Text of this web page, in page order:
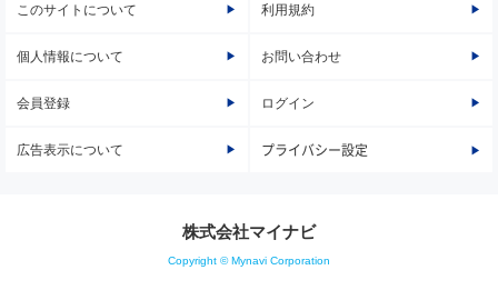
このサイトについて 利用規約
個人情報について お問い合わせ
会員登録 ログイン
広告表示について プライバシー設定
株式会社マイナビ
Copyright © Mynavi Corporation